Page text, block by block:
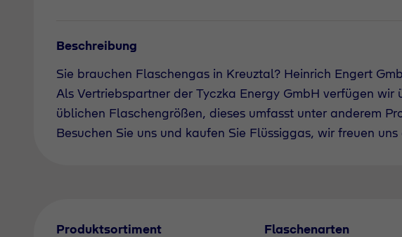
Beschreibung
Sie brauchen Flaschengas in Kreuztal? Heinrich Engert
Als Vertriebspartner der Tyczka Energy GmbH verfügen wir
üblichen Flaschengrößen, dieses umfasst unter anderem
Besuchen Sie uns und kaufen Sie Flüssiggas, wir freuen
Produktsortiment
Flaschenarten